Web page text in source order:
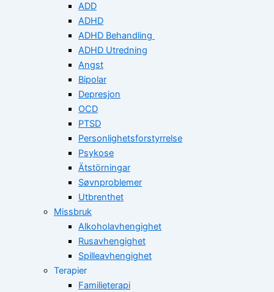
ADD
ADHD
ADHD Behandling
ADHD Utredning
Angst
Bipolar
Depresjon
OCD
PTSD
Personlighetsforstyrrelse
Psykose
Ätstörningar
Søvnproblemer
Utbrenthet
Missbruk
Alkoholavhengighet
Rusavhengighet
Spilleavhengighet
Terapier
Familieterapi